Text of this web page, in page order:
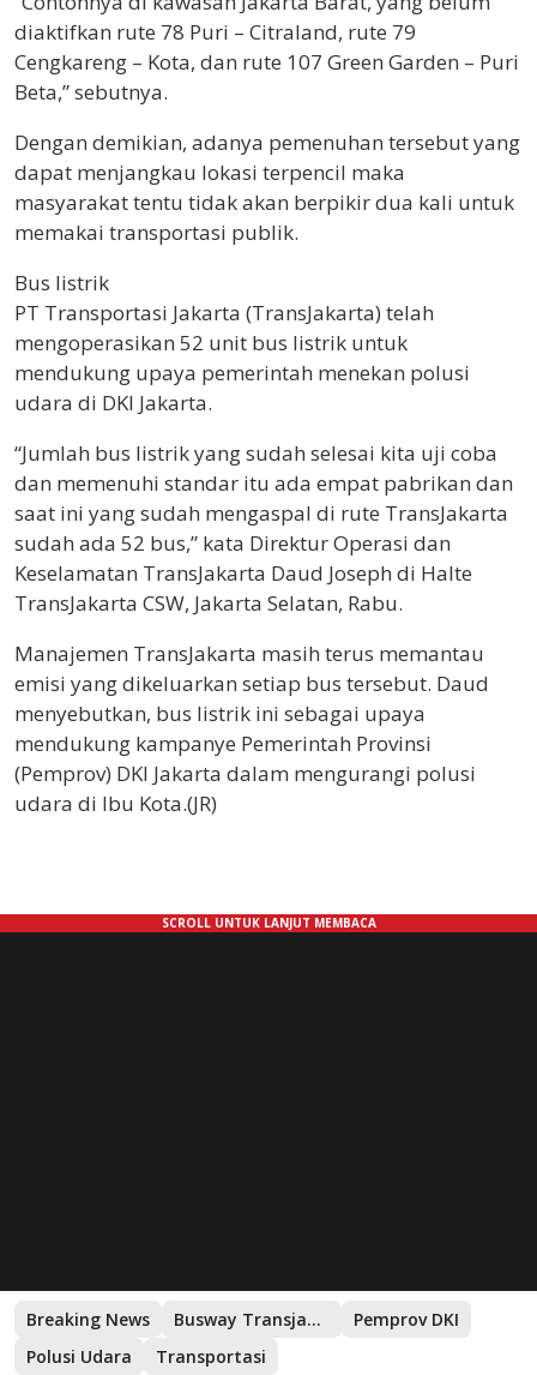
diaktifkan rute 78 Puri – Citraland, rute 79
Cengkareng – Kota, dan rute 107 Green Garden – Puri
Beta,” sebutnya.
Dengan demikian, adanya pemenuhan tersebut yang
dapat menjangkau lokasi terpencil maka
masyarakat tentu tidak akan berpikir dua kali untuk
memakai transportasi publik.
Bus listrik
PT Transportasi Jakarta (TransJakarta) telah
mengoperasikan 52 unit bus listrik untuk
mendukung upaya pemerintah menekan polusi
udara di DKI Jakarta.
“Jumlah bus listrik yang sudah selesai kita uji coba
dan memenuhi standar itu ada empat pabrikan dan
saat ini yang sudah mengaspal di rute TransJakarta
sudah ada 52 bus,” kata Direktur Operasi dan
Keselamatan TransJakarta Daud Joseph di Halte
TransJakarta CSW, Jakarta Selatan, Rabu.
Manajemen TransJakarta masih terus memantau
emisi yang dikeluarkan setiap bus tersebut. Daud
menyebutkan, bus listrik ini sebagai upaya
mendukung kampanye Pemerintah Provinsi
(Pemprov) DKI Jakarta dalam mengurangi polusi
udara di Ibu Kota.(JR)
Breaking News Busway Transjakarta
Pemprov DKI
Polusi Udara
Transportasi